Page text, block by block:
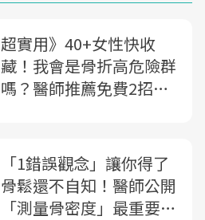
超實用》40+女性快收
藏！我會是骨折高危險群
嗎？醫師推薦免費2招，
「1錯誤觀念」讓你得了
骨鬆還不自知！醫師公開
「測量骨密度」最重要關